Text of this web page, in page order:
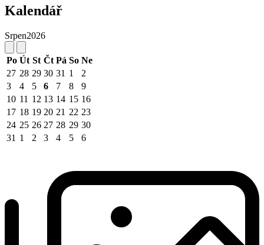
Kalendář
Srpen2026
Po Út St Čt Pá So Ne
27 28 29 30 31 1
2
3
4 5 6 7 8
9
10 11 12 13 14 15 16
17 18 19 20 21 22 23
24 25 26 27 28 29 30
31 1 2 3 4 5 6